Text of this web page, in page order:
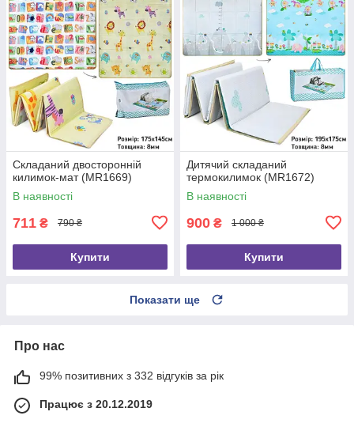
Складаний двосторонній
килимок-мат (MR1669)
В наявності
711 ₴ 790 ₴
Купити
Дитячий складаний
термокилимок (MR1672)
В наявності
900 ₴ 1 000 ₴
Купити
Показати ще
Про нас
99% позитивних з 332 відгуків за рік
Працює з 20.12.2019